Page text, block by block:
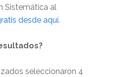
Sistemática al
desde aquí.
seleccionaron 4